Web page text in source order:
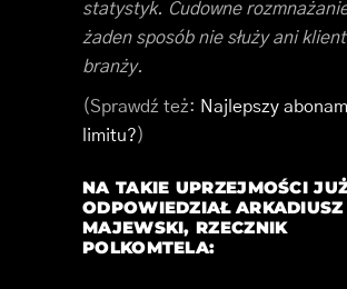
statystyk. Cudowne
żaden sposób nie służy ani
branży.
(Sprawdź też: Najlepszy
limitu?)
NA TAKIE UPRZEJMOŚCI
ODPOWIEDZIAŁ ARKADIUSZ
MAJEWSKI, RZECZNIK
POLKOMTELA: